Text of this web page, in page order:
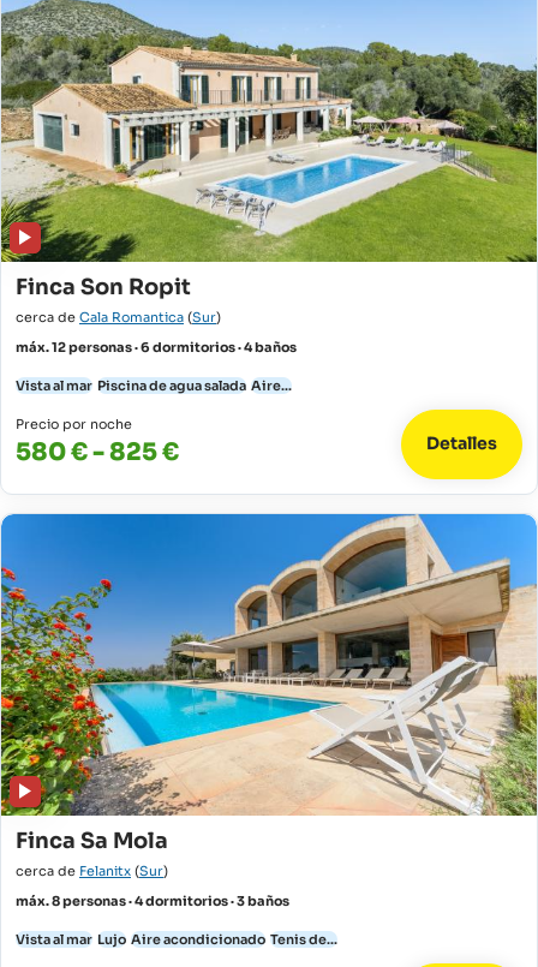
Finca Son Ropit
cerca de Cala Romantica (Sur)
máx. 12 personas · 6 dormitorios · 4 baños
Vista al mar Piscina de agua salada Aire...
Precio por noche
580 € - 825 € Detalles
Finca Sa Mola
cerca de Felanitx (Sur)
máx. 8 personas · 4 dormitorios · 3 baños
Vista al mar Lujo Aire acondicionado Tenis de...